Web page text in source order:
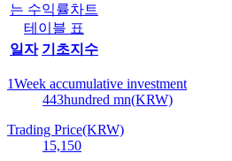
는 수익률차트
테이블 표
일자 기초지수
1Week accumulative investment
443hundred mn(KRW)
Trading Price(KRW)
15,150